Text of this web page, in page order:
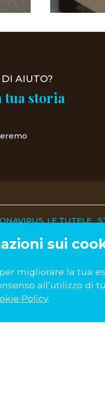
AIUTO?
tua storia
LE TUTELE
sui
migliorare la tua
all’utilizzo di
Policy.